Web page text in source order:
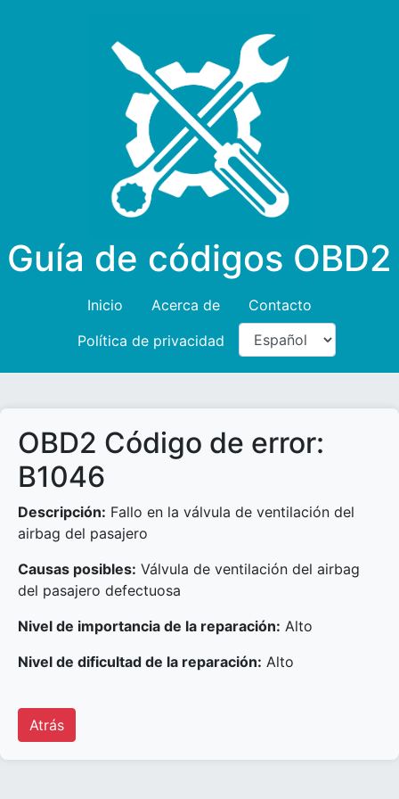
Guía de códigos OBD2
Inicio Acerca de
Contacto
Política de privacidad
OBD2 Código de error:
B1046
Descripción: Fallo en la válvula de ventilación del
airbag del pasajero
Causas posibles: Válvula de ventilación del airbag
del pasajero defectuosa
Nivel de importancia de la reparación: Alto
Nivel de dificultad de la reparación: Alto
Atrás